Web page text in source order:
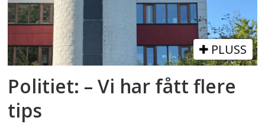
PLUSS
Politiet: – Vi har fått flere
tips